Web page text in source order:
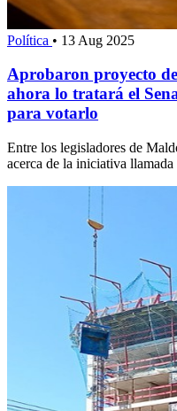
Política • 13 Aug 2025
Aprobaron proyecto
ahora lo tratará el
para votarlo
Entre los legisladores de
acerca de la iniciativa